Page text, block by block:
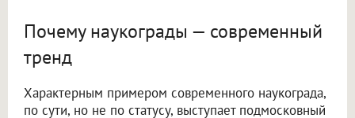
Почему наукограды — современный
тренд
Характерным примером современного наукограда,
по сути, но не по статусу, выступает подмосковный